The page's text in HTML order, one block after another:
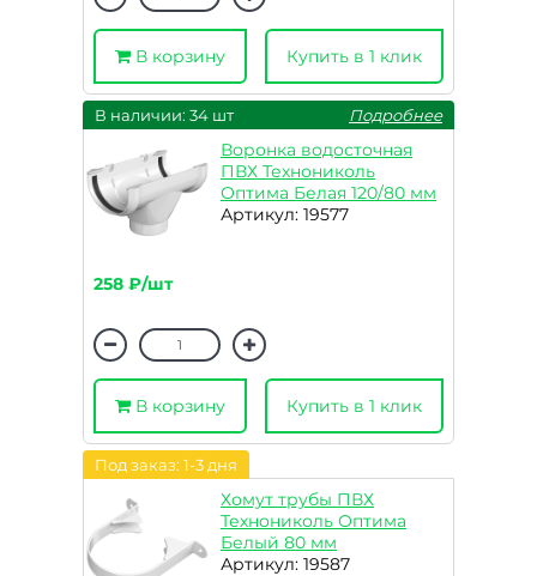
В корзину Купить в 1 клик
В наличии: 34 шт Подробнее
Воронка водосточная
ПВХ Технониколь
Оптима Белая 120/80 мм
Артикул: 19577
258 ₽/шт
В корзину Купить в 1 клик
Под заказ: 1-3 дня
Хомут трубы ПВХ
Технониколь Оптима
Белый 80 мм
Артикул: 19587